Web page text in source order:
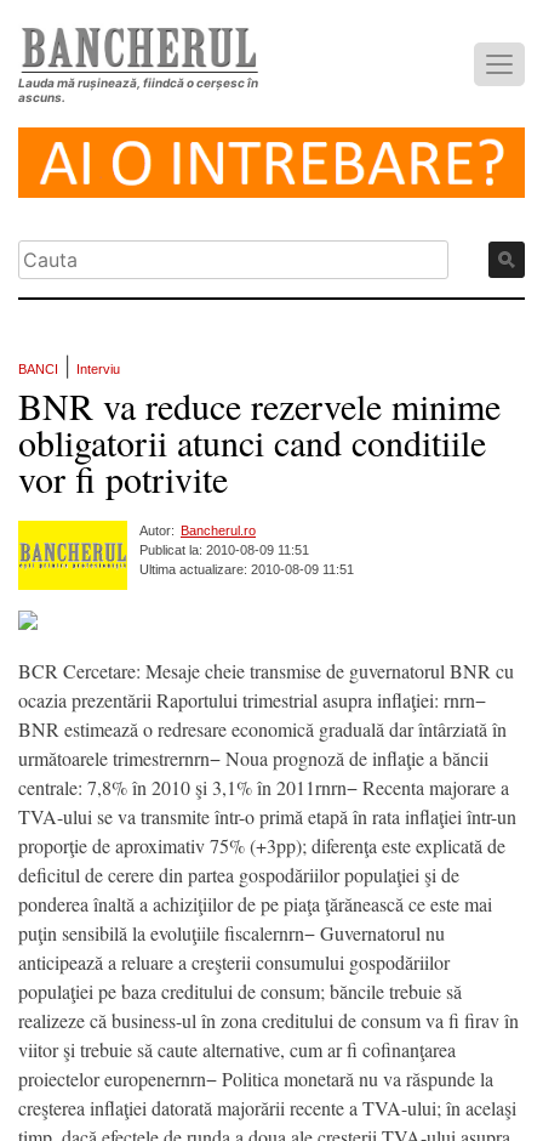
Lauda mă rușinează, fiindcă o cerșesc în
ascuns.
BANCI Interviu
BNR va reduce rezervele minime
obligatorii atunci cand conditiile
vor fi potrivite
Autor: Bancherul.ro
Publicat la: 2010-08-09 11:51
Ultima actualizare: 2010-08-09 11:51
BCR Cercetare: Mesaje cheie transmise de guvernatorul BNR cu
ocazia prezentării Raportului trimestrial asupra inflaţiei: rnrn−
BNR estimează o redresare economică graduală dar întârziată în
următoarele trimestrernrn− Noua prognoză de inflaţie a băncii
centrale: 7,8% în 2010 şi 3,1% în 2011rnrn− Recenta majorare a
TVA-ului se va transmite într-o primă etapă în rata inflaţiei într-un
proporţie de aproximativ 75% (+3pp); diferenţa este explicată de
deficitul de cerere din partea gospodăriilor populaţiei şi de
ponderea înaltă a achiziţiilor de pe piaţa ţărănească ce este mai
puţin sensibilă la evoluţiile fiscalernrn− Guvernatorul nu
anticipează a reluare a creşterii consumului gospodăriilor
populaţiei pe baza creditului de consum; băncile trebuie să
realizeze că business-ul în zona creditului de consum va fi firav în
viitor şi trebuie să caute alternative, cum ar fi cofinanţarea
proiectelor europenernrn− Politica monetară nu va răspunde la
creşterea inflaţiei datorată majorării recente a TVA-ului; în acelaşi